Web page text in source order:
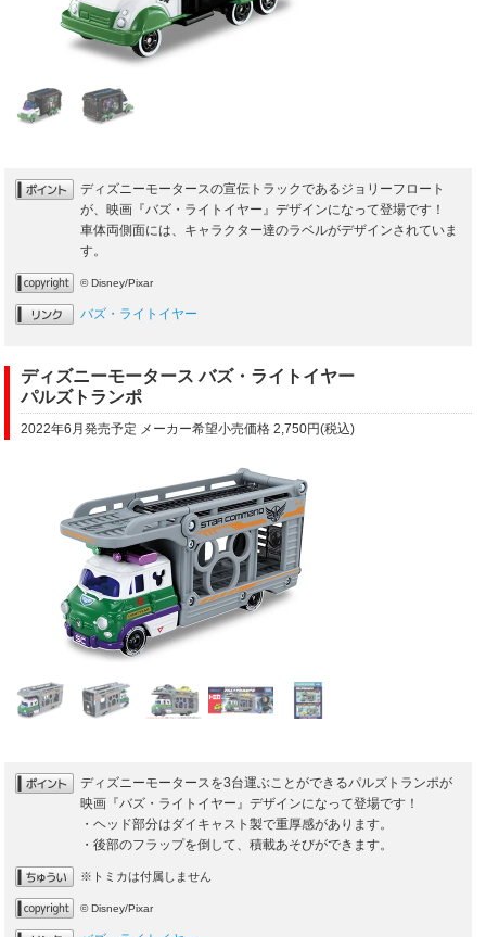
ディズニーモータースの宣伝トラックであるジョリーフロート
が、映画『バズ・ライトイヤー』デザインになって登場です！
車体両側面には、キャラクター達のラベルがデザインされていま
す。
© Disney/Pixar
バズ・ライトイヤー
ディズニーモータース バズ・ライトイヤー
パルズトランポ
2022年6月発売予定 メーカー希望小売価格 2,750円(税込)
ディズニーモータースを3台運ぶことができるパルズトランポが
映画『バズ・ライトイヤー』デザインになって登場です！
・ヘッド部分はダイキャスト製で重厚感があります。
・後部のフラップを倒して、積載あそびができます。
※トミカは付属しません
© Disney/Pixar